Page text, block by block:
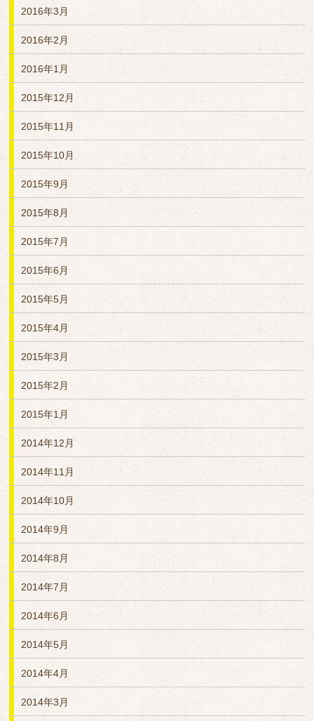
2016年3月
2016年2月
2016年1月
2015年12月
2015年11月
2015年10月
2015年9月
2015年8月
2015年7月
2015年6月
2015年5月
2015年4月
2015年3月
2015年2月
2015年1月
2014年12月
2014年11月
2014年10月
2014年9月
2014年8月
2014年7月
2014年6月
2014年5月
2014年4月
2014年3月